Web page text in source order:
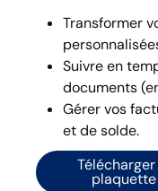
Transformer
Suivre en
documents
Gérer vos
et de solde.
Télécharger
plaquette